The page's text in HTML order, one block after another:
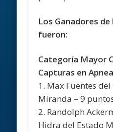
Los Ganadores de
fueron:
Categoría Mayor
Capturas en
1. Max Fuentes
Miranda – 9
2. Randolph
Hidra del Estado